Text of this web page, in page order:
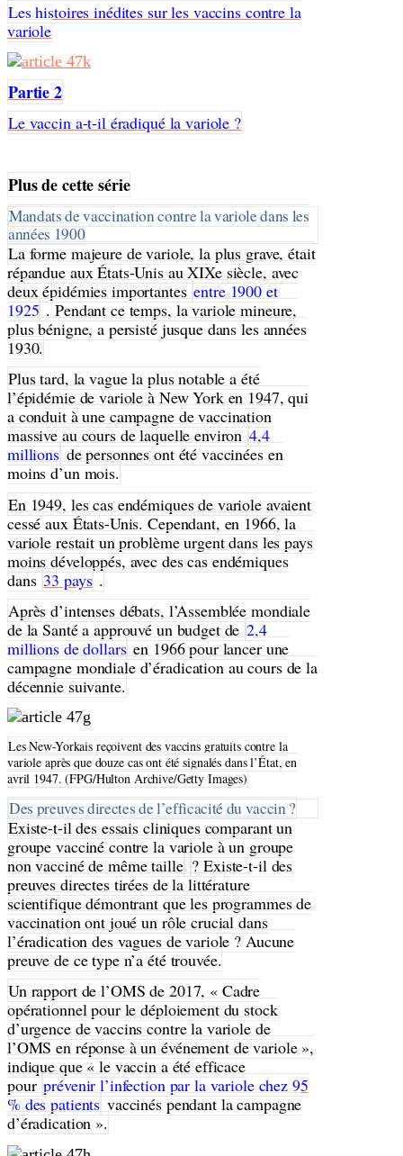
Les histoires inédites sur les vaccins contre la
variole
Partie 2
Le vaccin a-t-il éradiqué la variole ?
Plus de cette série
Mandats de vaccination contre la variole dans les
années 1900
La forme majeure de variole, la plus grave, était
répandue aux États-Unis au XIXe siècle, avec
deux épidémies importantesentre 1900 et
1925. Pendant ce temps, la variole mineure,
plus bénigne, a persisté jusque dans les années
1930.
Plus tard, la vague la plus notable a été
l’épidémie de variole à New York en 1947, qui
a conduit à une campagne de vaccination
massive au cours de laquelle environ 4,4
millions de personnes ont été vaccinées en
moins d’un mois.
En 1949, les cas endémiques de variole avaient
cessé aux États-Unis. Cependant, en 1966, la
variole restait un problème urgent dans les pays
moins développés, avec des cas endémiques
dans33 pays.
Après d’intenses débats, l’Assemblée mondiale
de la Santé a approuvé un budget de2,4
millions de dollarsen 1966 pour lancer une
campagne mondiale d’éradication au cours de la
décennie suivante.
Les New-Yorkais reçoivent des vaccins gratuits contre la
variole après que douze cas ont été signalés dans l’État, en
avril 1947. (FPG/Hulton Archive/Getty Images)
Des preuves directes de l’efficacité du vaccin ?
Existe-t-il des essais cliniques comparant un
groupe vacciné contre la variole à un groupe
non vacciné de même taille ? Existe-t-il des
preuves directes tirées de la littérature
scientifique démontrant que les programmes de
vaccination ont joué un rôle crucial dans
l’éradication des vagues de variole ? Aucune
preuve de ce type n’a été trouvée.
Un rapport de l’OMS de 2017, « Cadre
opérationnel pour le déploiement du stock
d’urgence de vaccins contre la variole de
l’OMS en réponse à un événement de variole »,
indique que « le vaccin a été efficace
pourprévenir l’infection par la variole chez 95
% des patientsvaccinés pendant la campagne
d’éradication ».